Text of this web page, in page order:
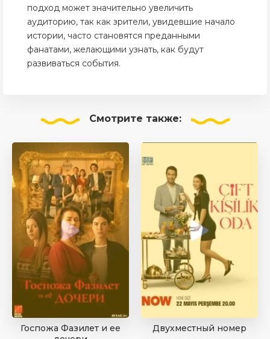
подход может значительно увеличить
аудиторию, так как зрители, увидевшие начало
истории, часто становятся преданными
фанатами, желающими узнать, как будут
развиваться события.
Смотрите также:
Госпожа Фазилет и ее
Двухместный номер